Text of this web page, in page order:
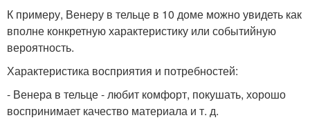
К примеру, Венеру в тельце в 10 доме можно увидеть как
вполне конкретную характеристику или событийную
вероятность.
Характеристика восприятия и потребностей:
- Венера в тельце - любит комфорт, покушать, хорошо
воспринимает качество материала и т. д.